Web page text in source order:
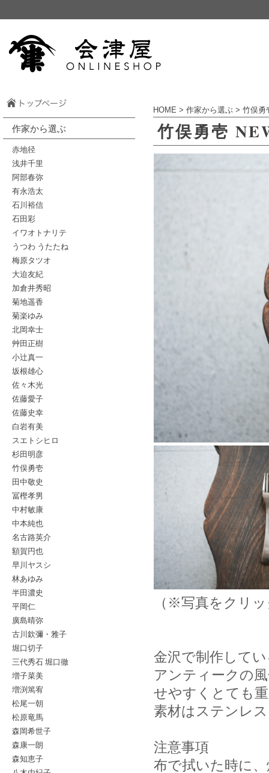
作家から選ぶ
赤地径
浅井千里
阿部春弥
有永浩太
石川裕信
石田彩
イワオトナリテ
うつわ うたたね
梅原タツオ
大迫友紀
加倉井秀昭
菊地遥香
菊楽ゆみ
北岡幸士
艸田正樹
小辻真一
坂根雄心
佐々木光
佐藤愛子
佐藤史幸
白岩有美
スエトシヒロ
杉田明彦
竹俣勇壱
田中敬史
冨樫孝男
中村敏康
中本純也
名古路英介
額賀円也
早川ヤスシ
林あゆみ
半田濃史
平岡仁
廣島晴弥
古川欽彌・雅子
堀口切子
三代秀石 堀口徹
増子菜美
増渕篤宥
松尾一朝
松原竜馬
森岡希世子
森康一朗
森知恵子
HOME > 作家から選ぶ > 竹俣勇
竹俣勇壱
（※写真をクリ
金沢で制作して
アンティークの
せやすくとても
素材はステンレ
注意事項
布で拭いた時に